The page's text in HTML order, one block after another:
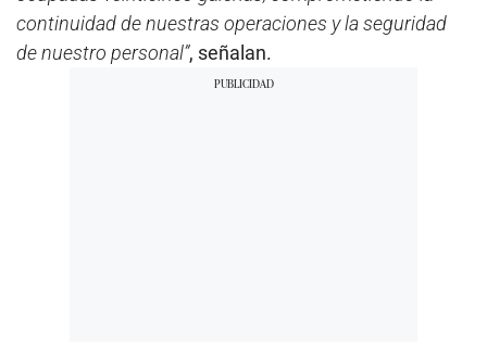
continuidad de nuestras operaciones y la seguridad
de nuestro personal”, señalan.